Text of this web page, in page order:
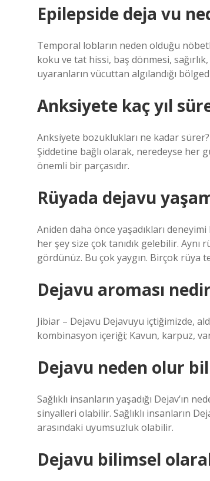
Epilepside deja vu
Temporal lobların neden olduğu
koku ve tat hissi, baş dönmesi,
uyaranların vücuttan algılandığı
Anksiyete kaç yıl
Anksiyete bozuklukları ne kadar
Şiddetine bağlı olarak, neredeyse her
önemli bir parçasıdır.
Rüyada dejavu
Aniden daha önce yaşadıkları
her şey size çok tanıdık gelebilir. Aynı
gördünüz. Bu çok yaygın. Birçok rüya
Dejavu aroması
Jibiar – Dejavu Dejavuyu içtiğimizde,
kombinasyon içeriği; Kavun, karpuz,
Dejavu neden olur
Sağlıklı insanların yaşadığı Dejav’ın
sinyalleri olabilir. Sağlıklı insanların
arasındaki uyumsuzluk olabilir.
Dejavu bilimsel